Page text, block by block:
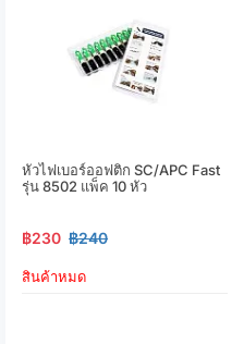
หัวไฟเบอร์ออฟติก SC/APC Fast
รุ่น 8502 แพ็ค 10 หัว
฿230 ฿240
สินค้าหมด